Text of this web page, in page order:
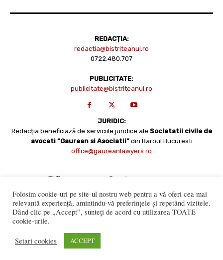
REDACȚIA:
redactia@bistriteanul.ro
0722.480.707
PUBLICITATE:
publicitate@bistriteanul.ro
JURIDIC:
Redacția beneficiază de serviciile juridice ale Societatii civile de
avocati “Gaurean si Asociatii” din Baroul Bucuresti
office@gaureanlawyers.ro
numai cu acordul expres al Bistriteanul.Ro. © Copyright 2008 -
Folosim cookie-uri pe site-ul nostru web pentru a vă oferi cea mai
relevantă experiență, amintindu-vă preferințele și repetând vizitele.
Dând clic pe „Accept”, sunteți de acord cu utilizarea TOATE
cookie-urile.
Setari cookies ACCEPT